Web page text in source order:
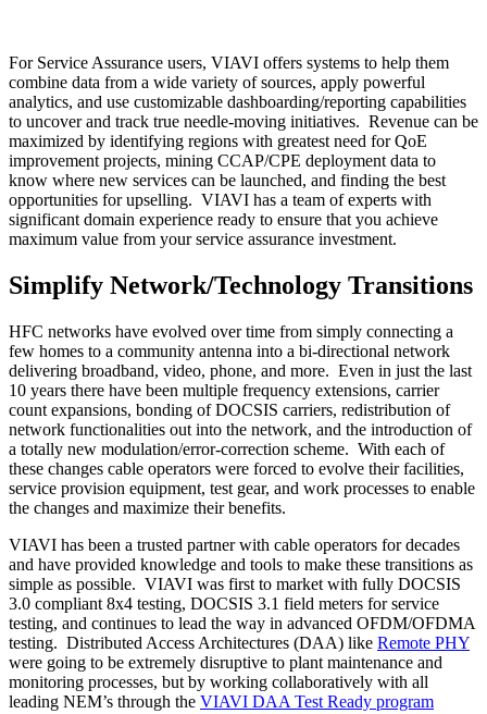
For Service Assurance users, VIAVI offers systems to help them
combine data from a wide variety of sources, apply powerful
analytics, and use customizable dashboarding/reporting capabilities
to uncover and track true needle-moving initiatives. Revenue can be
maximized by identifying regions with greatest need for QoE
improvement projects, mining CCAP/CPE deployment data to
know where new services can be launched, and finding the best
opportunities for upselling. VIAVI has a team of experts with
significant domain experience ready to ensure that you achieve
maximum value from your service assurance investment.
Simplify Network/Technology Transitions
HFC networks have evolved over time from simply connecting a
few homes to a community antenna into a bi-directional network
delivering broadband, video, phone, and more. Even in just the last
10 years there have been multiple frequency extensions, carrier
count expansions, bonding of DOCSIS carriers, redistribution of
network functionalities out into the network, and the introduction of
a totally new modulation/error-correction scheme. With each of
these changes cable operators were forced to evolve their facilities,
service provision equipment, test gear, and work processes to enable
the changes and maximize their benefits.
VIAVI has been a trusted partner with cable operators for decades
and have provided knowledge and tools to make these transitions as
simple as possible. VIAVI was first to market with fully DOCSIS
3.0 compliant 8x4 testing, DOCSIS 3.1 field meters for service
testing, and continues to lead the way in advanced OFDM/OFDMA
testing. Distributed Access Architectures (DAA) like Remote PHY
were going to be extremely disruptive to plant maintenance and
monitoring processes, but by working collaboratively with all
leading NEM’s through the VIAVI DAA Test Ready program